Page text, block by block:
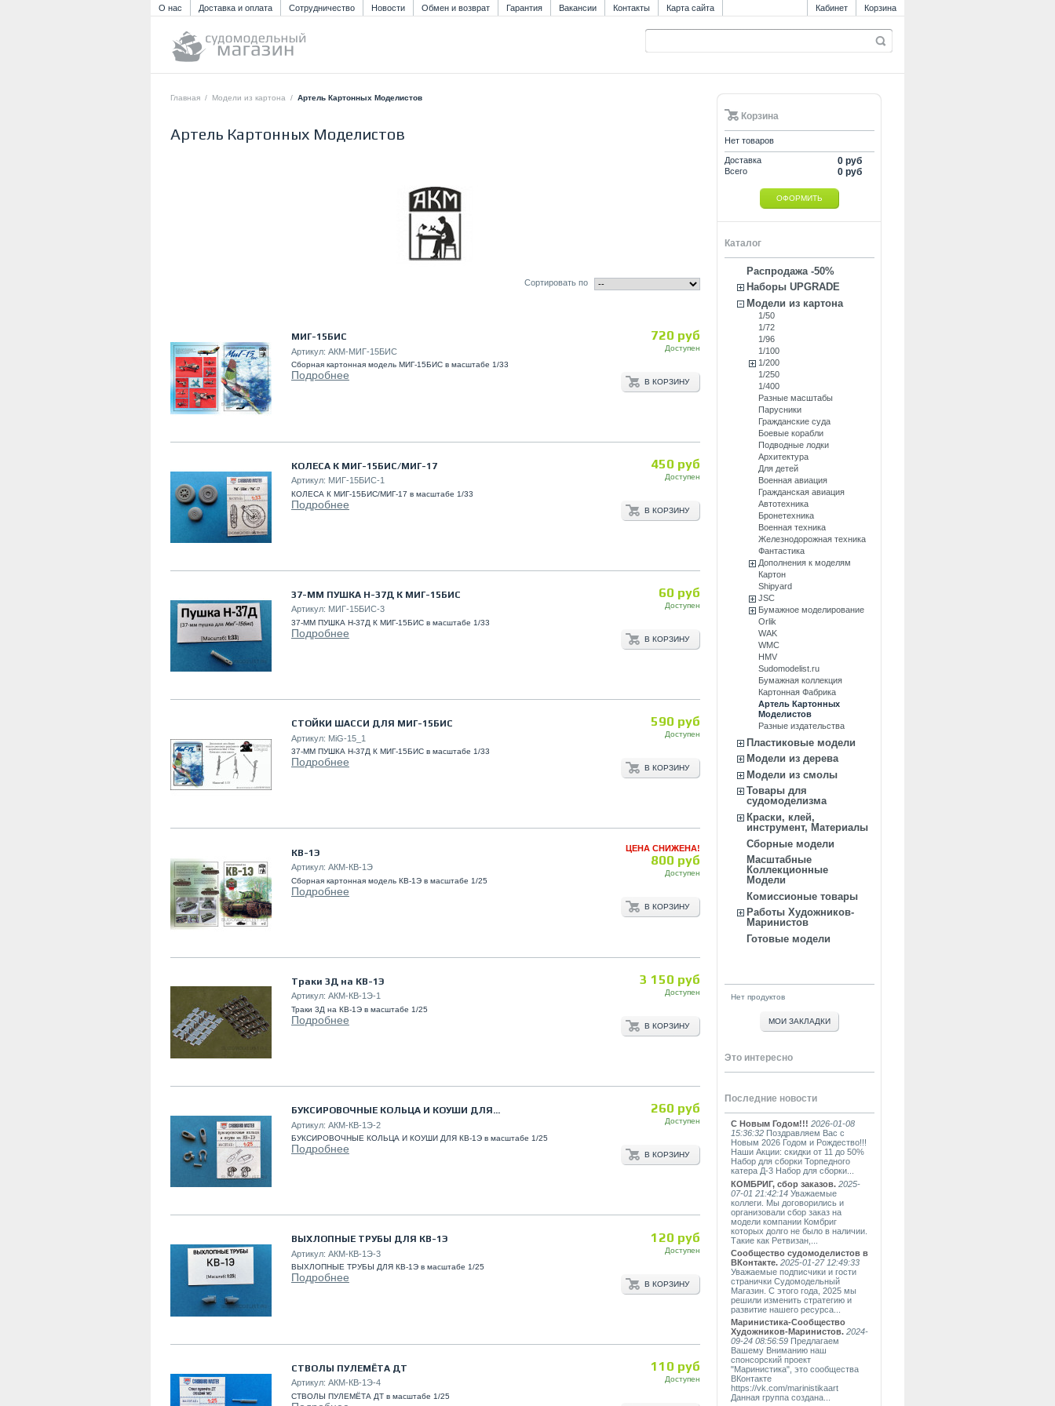
О нас Доставка и оплата Сотрудничество Новости Обмен и возврат Гарантия Вакансии Контакты Карта сайта Кабинет Корзина
Главная / Модели из картона / Артель Картонных Моделистов
Артель Картонных Моделистов
Сортировать по
МИГ-15БИС
Артикул: АКМ-МИГ-15БИС
Сборная картонная модель МИГ-15БИС в масштабе 1/33
Подробнее
720 руб
Доступен
В КОРЗИНУ
КОЛЕСА К МИГ-15БИС/МИГ-17
Артикул: МИГ-15БИС-1
КОЛЕСА К МИГ-15БИС/МИГ-17 в масштабе 1/33
Подробнее
450 руб
Доступен
В КОРЗИНУ
37-ММ ПУШКА Н-37Д К МИГ-15БИС
Артикул: МИГ-15БИС-3
37-ММ ПУШКА Н-37Д К МИГ-15БИС в масштабе 1/33
Подробнее
60 руб
Доступен
В КОРЗИНУ
СТОЙКИ ШАССИ ДЛЯ МИГ-15БИС
Артикул: MiG-15_1
37-ММ ПУШКА Н-37Д К МИГ-15БИС в масштабе 1/33
Подробнее
590 руб
Доступен
В КОРЗИНУ
КВ-1Э
Артикул: АКМ-КВ-1Э
Сборная картонная модель КВ-1Э в масштабе 1/25
Подробнее
ЦЕНА СНИЖЕНА!
800 руб
Доступен
В КОРЗИНУ
Траки 3Д на КВ-1Э
Артикул: АКМ-КВ-1Э-1
Траки 3Д на КВ-1Э в масштабе 1/25
Подробнее
3 150 руб
Доступен
В КОРЗИНУ
БУКСИРОВОЧНЫЕ КОЛЬЦА И КОУШИ ДЛЯ...
Артикул: АКМ-КВ-1Э-2
БУКСИРОВОЧНЫЕ КОЛЬЦА И КОУШИ ДЛЯ КВ-1Э в масштабе 1/25
Подробнее
260 руб
Доступен
В КОРЗИНУ
ВЫХЛОПНЫЕ ТРУБЫ ДЛЯ КВ-1Э
Артикул: АКМ-КВ-1Э-3
ВЫХЛОПНЫЕ ТРУБЫ ДЛЯ КВ-1Э в масштабе 1/25
Подробнее
120 руб
Доступен
В КОРЗИНУ
СТВОЛЫ ПУЛЕМЁТА ДТ
Артикул: АКМ-КВ-1Э-4
СТВОЛЫ ПУЛЕМЁТА ДТ в масштабе 1/25
110 руб
Доступен
Корзина
Нет товаров
Доставка 0 руб
Всего 0 руб
ОФОРМИТЬ
Каталог
Распродажа -50%
Наборы UPGRADE
Модели из картона
1/50
1/72
1/96
1/100
1/200
1/250
1/400
Разные масштабы
Парусники
Гражданские суда
Боевые корабли
Подводные лодки
Архитектура
Для детей
Военная авиация
Гражданская авиация
Автотехника
Бронетехника
Военная техника
Железнодорожная техника
Фантастика
Дополнения к моделям
Картон
Shipyard
JSC
Бумажное моделирование
Orlik
WAK
WMC
HMV
Sudomodelist.ru
Бумажная коллекция
Картонная Фабрика
Артель Картонных
Моделистов
Разные издательства
Пластиковые модели
Модели из дерева
Модели из смолы
Товары для
судомоделизма
Краски, клей,
инструмент, Материалы
Сборные модели
Масштабные
Коллекционные
Модели
Комиссионые товары
Работы Художников-
Маринистов
Готовые модели
Нет продуктов
МОИ ЗАКЛАДКИ
Это интересно
Последние новости
С Новым Годом!!! 2026-01-08
15:36:32Поздравляем Вас с
Новым 2026 Годом и Рождество!!!
Наши Акции: скидки от 11 до 50%
Набор для сборки Торпедного
катера Д-3 Набор для сборки...
КОМБРИГ, сбор заказов. 2025-
07-01 21:42:14Уважаемые
коллеги. Мы договорились и
организовали сбор заказ на
модели компании Комбриг
которых долго не было в наличии.
Такие как Ретвизан,...
Сообщество судомоделистов в
ВКонтакте. 2025-01-27 12:49:33
Уважаемые подписчики и гости
странички Судомодельный
Магазин. С этого года, 2025 мы
решили изменить стратегию и
развитие нашего ресурса...
Маринистика-Сообщество
Художников-Маринистов. 2024-
09-24 08:56:59Предлагаем
Вашему Вниманию наш
спонсорский проект
"Маринистика", это сообщества
ВКонтакте
https://vk.com/marinistikaart
Данная группа создана...